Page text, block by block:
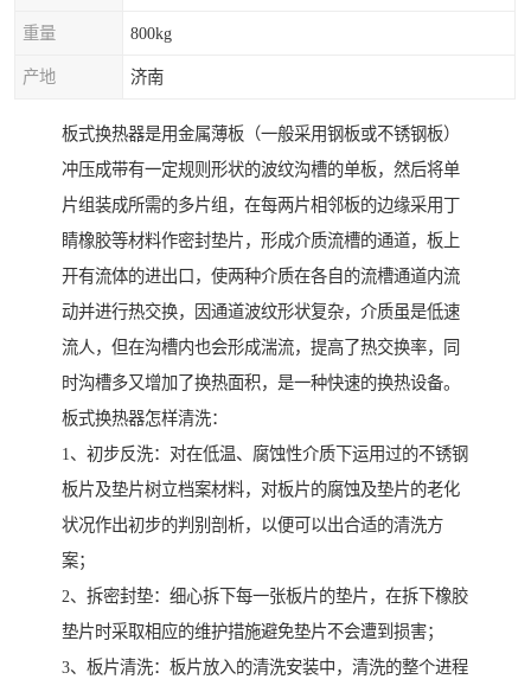
重量 800kg
产地 济南
板式换热器是用金属薄板（一般采用钢板或不锈钢板）
冲压成带有一定规则形状的波纹沟槽的单板，然后将单
片组装成所需的多片组，在每两片相邻板的边缘采用丁
睛橡胶等材料作密封垫片，形成介质流槽的通道，板上
开有流体的进出口，使两种介质在各自的流槽通道内流
动并进行热交换，因通道波纹形状复杂，介质虽是低速
流人，但在沟槽内也会形成湍流，提高了热交换率，同
时沟槽多又增加了换热面积，是一种快速的换热设备。
板式换热器怎样清洗：
1、初步反洗：对在低温、腐蚀性介质下运用过的不锈钢
板片及垫片树立档案材料，对板片的腐蚀及垫片的老化
状况作出初步的判别剖析，以便可以出合适的清洗方
案；
2、拆密封垫：细心拆下每一张板片的垫片，在拆下橡胶
垫片时采取相应的维护措施避免垫片不会遭到损害；
3、板片清洗：板片放入的清洗安装中，清洗的整个进程